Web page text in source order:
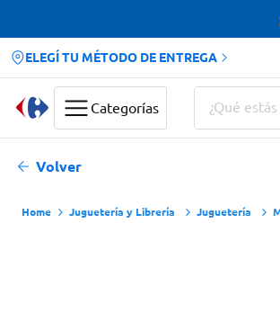
ELEGÍ TU MÉTODO DE ENTREGA
Categorías
¿Qué estás
Volver
Juguetería y Librería Juguetería
Términos más buscados